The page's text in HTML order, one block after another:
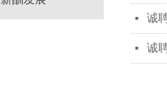
넷 诚
넷 诚